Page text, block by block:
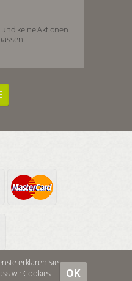
keine Aktionen
erklären Sie
wirCookies
OK